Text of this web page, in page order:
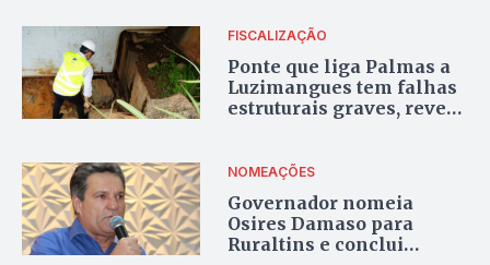
FISCALIZAÇÃO
Ponte que liga Palmas a
Luzimangues tem falhas
estruturais graves, revela
NOMEAÇÕES
Governador nomeia
Osires Damaso para
Ruraltins e conclui